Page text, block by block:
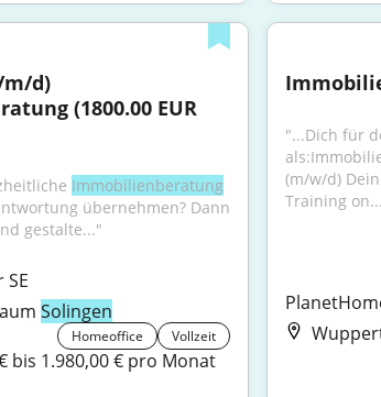
d)
(1800.00 EUR
Immobilienberatung
übernehmen? Dann
gestalte..."
Solingen
Homeoffice Vollzeit
bis 1.980,00 € pro Monat
"...Dich für
(m/w/d)
Training